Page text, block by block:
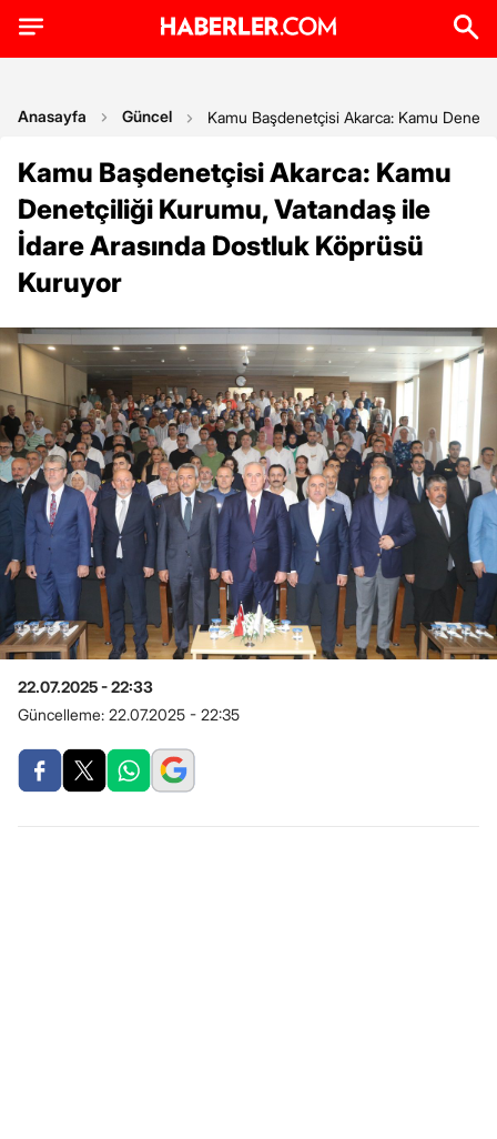
Anasayfa Güncel Kamu Başdenetçisi Akarca: Kamu
Kamu Başdenetçisi Akarca: Kamu
Denetçiliği Kurumu, Vatandaş ile
İdare Arasında Dostluk Köprüsü
Kuruyor
22.07.2025 - 22:33
Güncelleme: 22.07.2025 - 22:35